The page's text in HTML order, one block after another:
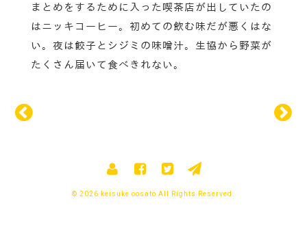
まとめをするために入った喫茶店が出していたの
はニッキコーヒー。初めての飲む味だが悪くはな
い。夜は餃子とシジミの味噌汁。生協から野菜が
たくさん届いて食べきれない。
© 2026 keisuke oosato All Rights Reserved.